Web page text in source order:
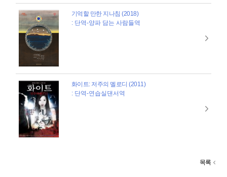
기억할 만한 지나침 (2018)
: 단역-양파 담는 사람들역
화이트: 저주의 멜로디 (2011)
: 단역-연습실댄서역
목록